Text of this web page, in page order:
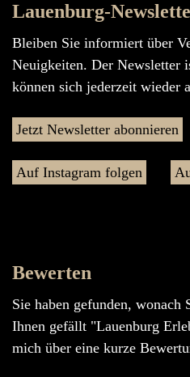
Lauenburg-
Bleiben Sie informiert über
Neuigkeiten. Der Newsletter
können sich jederzeit wieder
Jetzt Newsletter abonnieren
Auf Instagram folgen
Bewerten
Sie haben gefunden, wonach
Ihnen gefällt "Lauenburg
mich über eine kurze